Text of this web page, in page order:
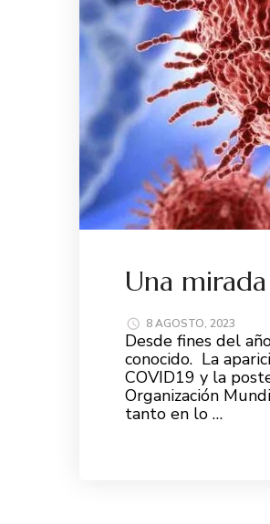
Una
8 AGOSTO, 2023
Desde fines del
conocido. La
COVID19 y la
Organización
tanto en lo …